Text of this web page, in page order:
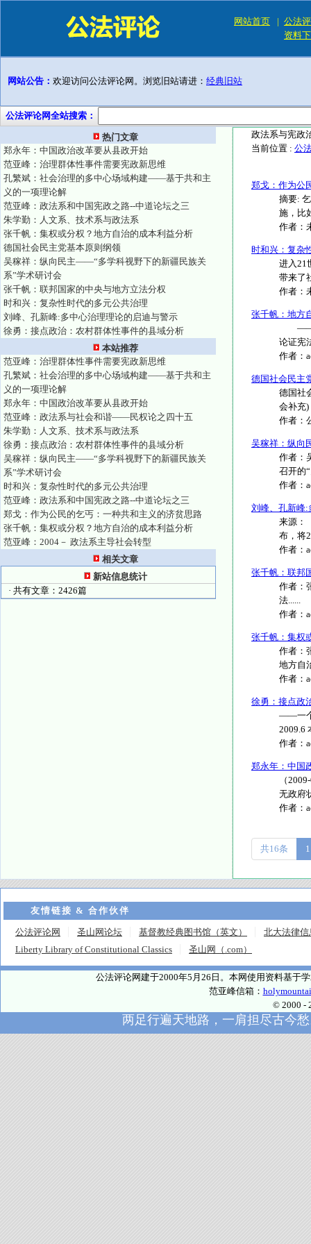
网站首页 | 公法
资料
网站公告： 欢迎访问公法评论网。浏览旧站请进： 经典旧站
公法评论网全站搜索：
热门文章
郑永年：中国政治改革要从县政开始
范亚峰：治理群体性事件需要宪政新思维
孔繁斌：社会治理的多中心场域构建——基于共和主
义的一项理论解
范亚峰：政法系和中国宪政之路--中道论坛之三
朱学勤：人文系、技术系与政法系
张千帆：集权或分权？地方自治的成本利益分析
德国社会民主党基本原则纲领
吴稼祥：纵向民主——“多学科视野下的新疆民族关
系”学术研讨会
张千帆：联邦国家的中央与地方立法分权
时和兴：复杂性时代的多元公共治理
刘峰、孔新峰:多中心治理理论的启迪与警示
徐勇：接点政治：农村群体性事件的县域分析
本站推荐
范亚峰：治理群体性事件需要宪政新思维
孔繁斌：社会治理的多中心场域构建——基于共和主
义的一项理论解
郑永年：中国政治改革要从县政开始
范亚峰：政法系与社会和谐——民权论之四十五
朱学勤：人文系、技术系与政法系
徐勇：接点政治：农村群体性事件的县域分析
吴稼祥：纵向民主——“多学科视野下的新疆民族关
系”学术研讨会
时和兴：复杂性时代的多元公共治理
范亚峰：政法系和中国宪政之路--中道论坛之三
郑戈：作为公民的乞丐：一种共和主义的济贫思路
张千帆：集权或分权？地方自治的成本利益分析
范亚峰：2004－ 政法系主导社会转型
相关文章
新站信息统计
· 共有文章：2426篇
政法系与宪政
当前位置 : 公
郑戈：作为公
摘要:
施，比
作者：
时和兴：复杂
进入21
带来了
作者：
张千帆：地方
——走
论证宪
作者：
德国社会民主
德国社
会补充
作者：
吴稼祥：纵向
作者：
召开的
作者：
刘峰、孔新峰:
来源：
布，将
作者：
张千帆：联邦
作者：
法......
作者：
张千帆：集权
作者：
地方自
作者：
徐勇：接点政
――一个
2009.6
作者：
郑永年：中国
（
无政府
作者：
共16条 1
友情链接 & 合作伙伴
公法评论网 圣山网论坛 基督教经典图书馆（英文）
北大法律信
Liberty Library of Constitutional Classics
圣山网（.com）
公法评论网建于2000年5月26日。本网使用资料基于
范亚峰信箱：
© 2000 -
两足行遍天地路，一肩担尽古今